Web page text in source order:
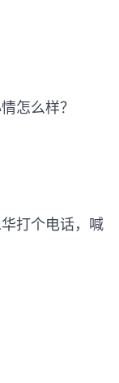
怎么样？
打个电话，喊